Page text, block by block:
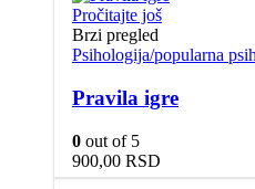
Pročitajte još
Brzi pregled
Psihologija/popularna
Pravila igre
0 out of 5
900,00 RSD